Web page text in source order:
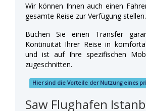
Wir können Ihnen auch einen
gesamte Reise zur Verfügung stellen.
Buchen Sie einen Transfer
Kontinuität Ihrer Reise in
und ist auf Ihre spezifischen
zugeschnitten.
Hier sind die Vorteile der Nutzung eines
Saw Flughafen